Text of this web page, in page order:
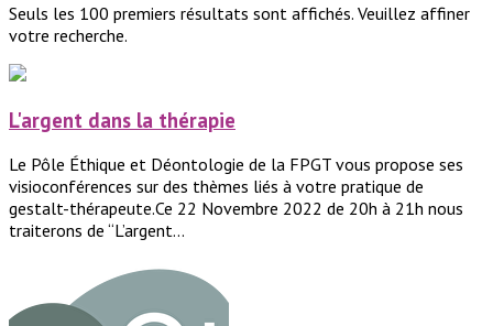
Seuls les 100 premiers résultats sont affichés. Veuillez affiner
votre recherche.
L'argent dans la thérapie
Le Pôle Éthique et Déontologie de la FPGT vous propose ses
visioconférences sur des thèmes liés à votre pratique de
gestalt-thérapeute.Ce 22 Novembre 2022 de 20h à 21h nous
traiterons de “L’argent...